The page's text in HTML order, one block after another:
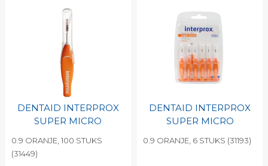
DENTAID INTERPROX
SUPER MICRO
0.9 ORANJE, 100 STUKS
(31449)
DENTAID INTERPROX
SUPER MICRO
0.9 ORANJE, 6 STUKS (31193)